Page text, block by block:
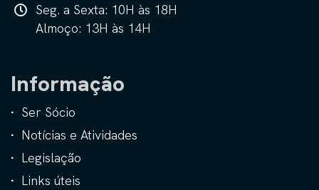
Seg. a Sexta: 10H às 18H
Almoço: 13H às 14H
Informação
Ser Sócio
Notícias e Atividades
Legislação
Links úteis